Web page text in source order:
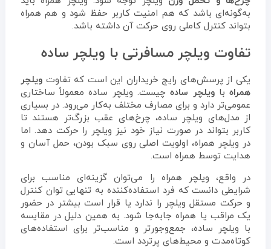
به‌گونه‌ای باشد که هم امنیت کاربر حفظ شود و هم همراه
بتواند کنترل کاملی روی حرکت آن داشته باشد.
تفاوت ویلچر مسافرتی با ویلچر ساده
یکی از پرسش‌های رایج خریداران این است که تفاوتویلچر
همراهباویلچر سادهچیست. ویلچر ساده معمولاً ساختاری
عمومی‌تر دارد و برای مصارف مختلف به‌کار می‌رود. در بسیاری
از مدل‌های ویلچر ساده، چرخ‌های عقب بزرگ‌تر هستند تا
کاربر بتواند در صورت نیاز خود نیز ویلچر را حرکت دهد. اما
در ویلچر همراه، اولویت اصلی روی سبک بودن، حمل آسان و
هدایت توسط همراه است.
در واقع، ویلچر همراه را می‌توان گزینه‌ای مناسب برای
شرایطی دانست که فرد استفاده‌کننده به تنهایی توان کنترل
و حرکت مستقل ویلچر را ندارد یا قرار است بیشتر در حضور
یک مراقب یا همراه جابه‌جا شود. به همین دلیل در مقایسه
با ویلچر ساده، جمع‌وجورتر و مناسب‌تر برای استفاده‌های
کوتاه‌مدت و محیط‌های پرتردد است.